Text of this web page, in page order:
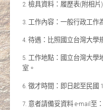
2. 檢具資料：履歷表(附相片)
3. 工作內容：一般行政工作
4. 待遇：比照國立台灣大學
5. 工作地點：國立台灣大學
室。
6. 徵才時間：即日起至民國
7. 意者請備妥資料 e-mail至：